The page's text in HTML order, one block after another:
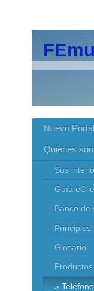
Nuevo
Quiénes
Sus
Guía
Banco de
Principios
Glosario
Productos